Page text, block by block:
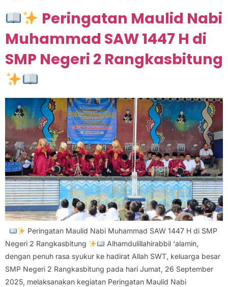
Peringatan Maulid Nabi
Muhammad SAW 1447 H di
SMP Negeri 2 Rangkasbitung
Peringatan Maulid Nabi Muhammad SAW 1447 H di SMP
Negeri 2 Rangkasbitung
Alhamdulillahirabbil ‘alamin,
dengan penuh rasa syukur ke hadirat Allah SWT, keluarga besar
SMP Negeri 2 Rangkasbitung pada hari Jumat, 26 September
2025, melaksanakan kegiatan Peringatan Maulid Nabi